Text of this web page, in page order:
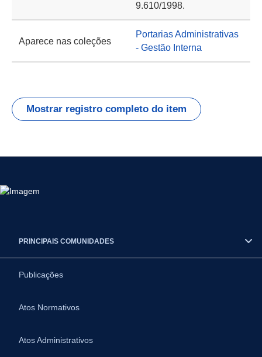
9.610/1998.
Aparece nas coleções
Portarias Administrativas
- Gestão Interna
Mostrar registro completo do item
PRINCIPAIS COMUNIDADES
Publicações
Atos Normativos
Atos Administrativos